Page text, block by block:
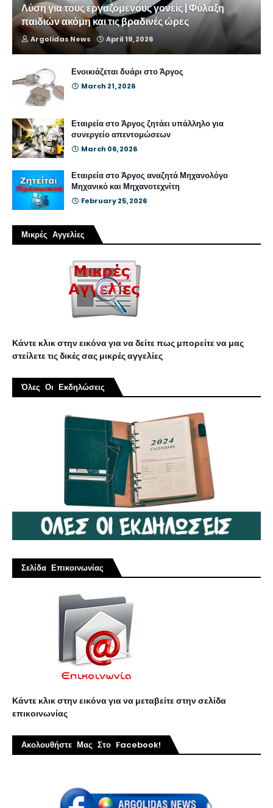
Λύση για τους εργαζόμενους γονείς | Φύλαξη
παιδιών ακόμη και τις βραδινές ώρες
Argolidas News April 19, 2026
Ενοικιάζεται δυάρι στο Άργος
March 21, 2026
Εταιρεία στο Άργος ζητάει υπάλληλο για
συνεργείο απεντομώσεων
March 06, 2026
Εταιρεία στο Άργος αναζητά Μηχανολόγο
Μηχανικό και Μηχανοτεχνίτη
February 25, 2026
Μικρές Αγγελίες
Κάντε κλικ στην εικόνα για να δείτε πως μπορείτε να μας
στείλετε τις δικές σας μικρές αγγελίες
Όλες Οι Εκδηλώσεις
Σελίδα Επικοινωνίας
Κάντε κλικ στην εικόνα για να μεταβείτε στην σελίδα
επικοινωνίας
Ακολουθήστε Μας Στο Facebook!